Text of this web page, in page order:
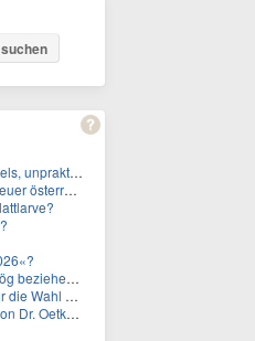
suchen
Eine weitere Folge des Klimawandels, unpraktisch für Urlauber: Wo fehlt mittlerweile sogar das Trinkwasser?
war die Temperatur?
liegt das?
im September 2026?
Oetker dar?